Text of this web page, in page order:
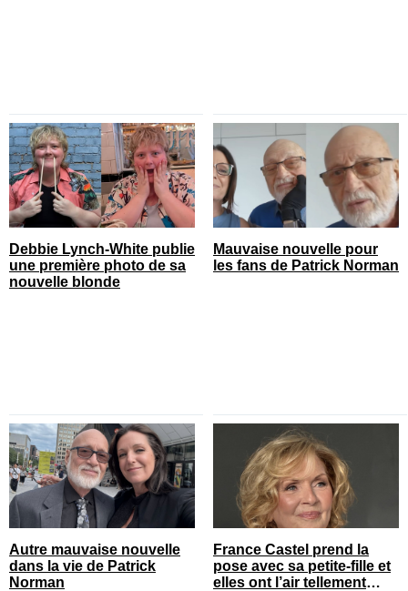
Debbie Lynch-White publie
une première photo de sa
nouvelle blonde
Mauvaise nouvelle pour
les fans de Patrick Norman
Autre mauvaise nouvelle
dans la vie de Patrick
Norman
France Castel prend la
pose avec sa petite-fille et
elles ont l’air tellement